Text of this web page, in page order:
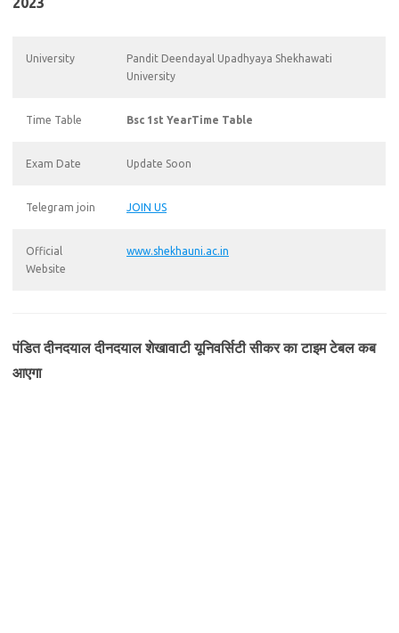
University
Pandit Deendayal Upadhyaya Shekhawati
University
Time Table Bsc 1st YearTime Table
Exam Date Update Soon
Telegram join JOIN US
Official
Website
www.shekhauni.ac.in
पंडित दीनदयाल दीनदयाल शेखावाटी यूनिवर्सिटी सीकर का टाइम टेबल कब
आएगा